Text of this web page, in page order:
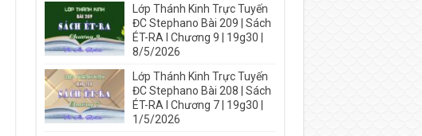
Lớp Thánh Kinh Trực Tuyến
ĐC Stephano Bài 209 | Sách
ÉT-RA I Chương 9 | 19g30 |
8/5/2026
Lớp Thánh Kinh Trực Tuyến
ĐC Stephano Bài 208 | Sách
ÉT-RA I Chương 7 | 19g30 |
1/5/2026